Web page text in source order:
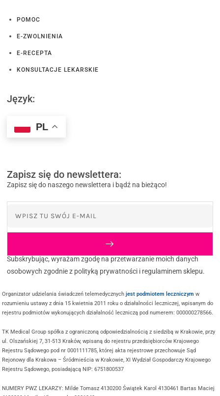
POMOC
E-ZWOLNIENIA
E-RECEPTA
KONSULTACJE LEKARSKIE
Język:
PL
Zapisz się do newslettera:
Zapisz się do naszego newslettera i bądź na bieżąco!
Subskrybując, wyrażam zgodę na przetwarzanie moich danych
osobowych zgodnie z polityką prywatności i regulaminem sklepu.
Organizator udzielania świadczeń telemedycznychjest podmiotem leczniczym w
rozumieniu ustawy z dnia 15 kwietnia 2011 roku o działalności leczniczej, wpisanym do
rejestru podmiotów wykonujących działalność leczniczą pod numerem: 000000278566.
TK Medical Group spółka z ograniczoną odpowiedzialnością z siedzibą w Krakowie, przy
ul. Olszańskiej 7, 31-513 Kraków, wpisaną do rejestru przedsiębiorców Krajowego
Rejestru Sądowego pod nr 0001111785, której akta rejestrowe przechowuje Sąd
Rejonowy dla Krakowa – Śródmieścia w Krakowie, XI Wydział Gospodarczy Krajowego
Rejestru Sądowego, posiadającą NIP: 6751800537
NUMERY PWZ LEKARZY: Milde Tomasz 4130200 Świątek Karol 4130461 Bartas Maciej